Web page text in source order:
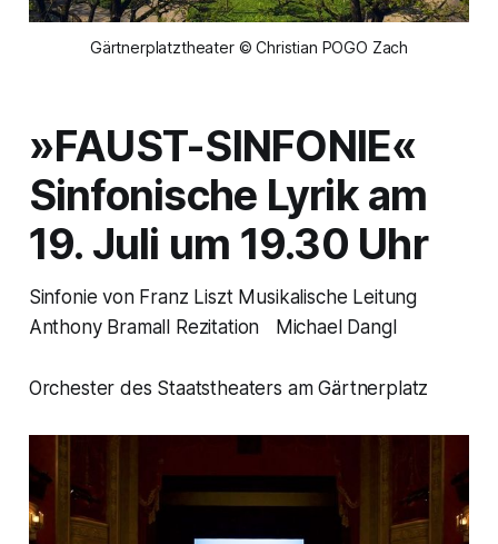
Gärtnerplatztheater © Christian POGO Zach
»FAUST-SINFONIE«
Sinfonische Lyrik am
19. Juli um 19.30 Uhr
Sinfonie von Franz Liszt Musikalische Leitung
Anthony Bramall Rezitation Michael Dangl
Orchester des Staatstheaters am Gärtnerplatz